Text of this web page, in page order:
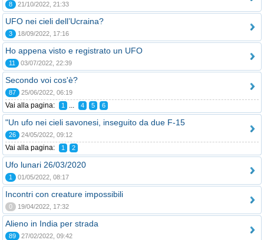
8 21/10/2022, 21:33
UFO nei cieli dell’Ucraina?
3 18/09/2022, 17:16
Ho appena visto e registrato un UFO
11 03/07/2022, 22:39
Secondo voi cos'è?
87 25/06/2022, 06:19
Vai alla pagina: 1 ... 4 5 6
"Un ufo nei cieli savonesi, inseguito da due F-15
26 24/05/2022, 09:12
Vai alla pagina: 1 2
Ufo lunari 26/03/2020
1 01/05/2022, 08:17
Incontri con creature impossibili
0 19/04/2022, 17:32
Alieno in India per strada
89 27/02/2022, 09:42